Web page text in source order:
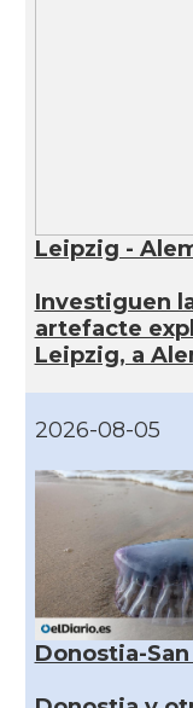
Leipzig -
Investiguen
artefacte
Leipzig, a
2026-08-05
Donostia-